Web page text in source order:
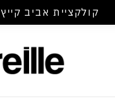
קולקציית אביב קייץ 2026 עכשיו בחנות!